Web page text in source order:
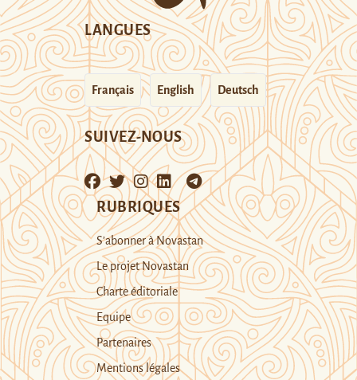
LANGUES
Français English Deutsch
SUIVEZ-NOUS
RUBRIQUES
S’abonner à Novastan
Le projet Novastan
Charte éditoriale
Equipe
Partenaires
Mentions légales